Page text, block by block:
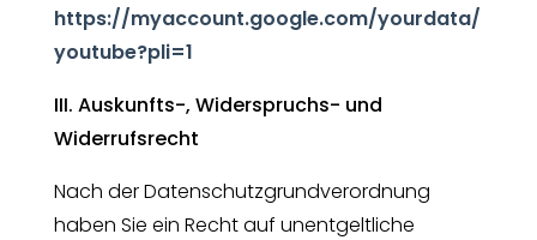
https://myaccount.google.com/yourdata/
youtube?pli=1
III. Auskunfts-, Widerspruchs- und
Widerrufsrecht
Nach der Datenschutzgrundverordnung
haben Sie ein Recht auf unentgeltliche